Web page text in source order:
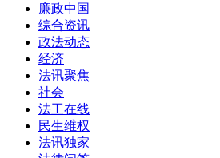
廉政中国
综合资讯
政法动态
经济
法讯聚焦
社会
法工在线
民生维权
法讯独家